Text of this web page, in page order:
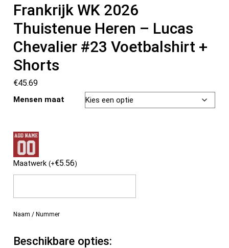
Frankrijk WK 2026
Thuistenue Heren – Lucas
Chevalier #23 Voetbalshirt +
Shorts
€45.69
Mensen maat
Maatwerk(+€5.56)
Naam / Nummer
Beschikbare opties: